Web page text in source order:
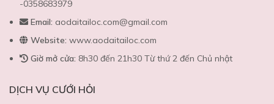
-0358683979
Email: aodaitailoc.com@gmail.com
Website: www.aodaitailoc.com
Giờ mở cửa: 8h30 đến 21h30 Từ thứ 2 đến Chủ nhật
DỊCH VỤ CƯỚI HỎI